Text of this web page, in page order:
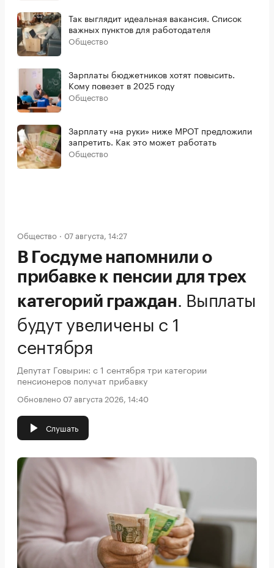
Так выглядит идеальная вакансия. Список
важных пунктов для работодателя
Общество
Зарплаты бюджетников хотят повысить.
Кому повезет в 2025 году
Общество
Зарплату «на руки» ниже МРОТ предложили
запретить. Как это может работать
Общество
Общество 07 августа, 14:27
В Госдуме напомнили о
прибавке к пенсии для трех
категорий граждан
Выплаты
будут увеличены с 1
сентября
Депутат Говырин: с 1 сентября три категории
пенсионеров получат прибавку
Обновлено 07 августа 2026, 14:40
Слушать